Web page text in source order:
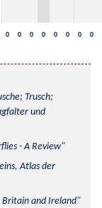
0 0 0 0 0 0 0 0
Trusch;
und
- A Review
Atlas der
Britain and Ireland